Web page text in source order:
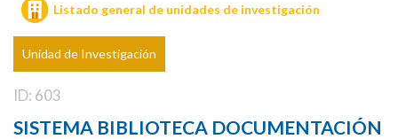
Listado general de unidades de investigación
Unidad de Investigación
ID: 603
SISTEMA BIBLIOTECA DOCUMENTACIÓN